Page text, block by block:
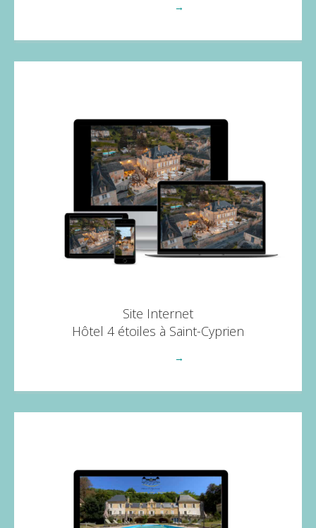
→
Site Internet
Hôtel 4 étoiles à Saint-Cyprien
→